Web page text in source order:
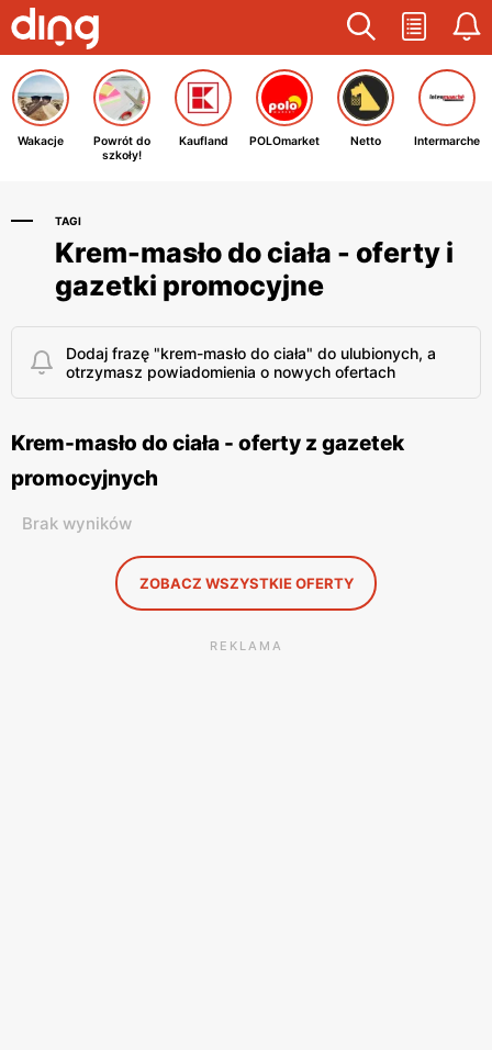
Wakacje
Powrót do
szkoły!
Kaufland POLOmarket Netto Intermarche
TAGI
Krem-masło do ciała - oferty i
gazetki promocyjne
Dodaj frazę "krem-masło do ciała" do ulubionych, a
otrzymasz powiadomienia o nowych ofertach
Krem-masło do ciała - oferty z gazetek
promocyjnych
Brak wyników
ZOBACZ WSZYSTKIE OFERTY
REKLAMA